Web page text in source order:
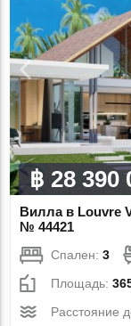
฿ 28 390
Вилла в Louvre
№ 44421
Спален:3
Площадь:
Расстояние